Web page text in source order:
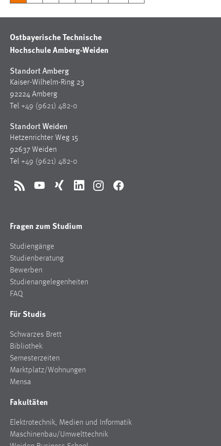
Ostbayerische Technische
Hochschule Amberg-Weiden
Standort Amberg
Kaiser-Wilhelm-Ring 23
92224 Amberg
Tel +49 (9621) 482-0
Standort Weiden
Hetzenrichter Weg 15
92637 Weiden
Tel +49 (9621) 482-0
RSS YouTubeXing LinkedInInstagramFacebook
Fragen zum Studium
Studiengänge
Studienberatung
Bewerben
Studienangelegenheiten
FAQ
Für Studis
Schwarzes Brett
Bibliothek
Semesterzeiten
Marktplatz/Wohnungen
Mensa
Fakultäten
Elektrotechnik, Medien und Informatik
Maschinenbau/Umwelttechnik